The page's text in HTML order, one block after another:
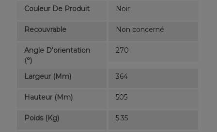
Couleur De Produit Noir
Recouvrable Non concerné
Angle D'orientation
(°)
270
Largeur (mm) 364
Hauteur (mm) 505
Poids (kg) 5.35